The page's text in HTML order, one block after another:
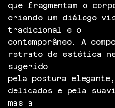
que fragmentam o
criando um diálogo
tradicional e o
contemporâneo. A
retrato de estética
sugerido
pela postura
delicados e pela
mas a